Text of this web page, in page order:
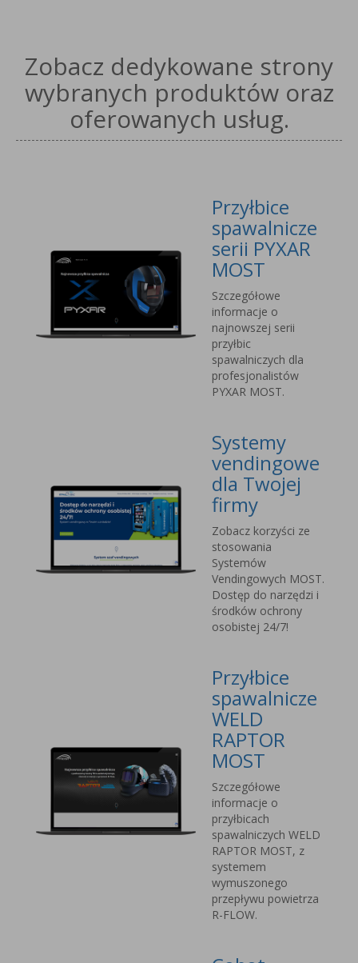
Zobacz dedykowane strony
wybranych produktów oraz
oferowanych usług.
Przyłbice
spawalnicze
serii PYXAR
MOST
Szczegółowe
informacje o
najnowszej serii
przyłbic
spawalniczych dla
profesjonalistów
PYXAR MOST.
Systemy
vendingowe
dla Twojej
firmy
Zobacz korzyści ze
stosowania
Systemów
Vendingowych MOST.
Dostęp do narzędzi i
środków ochrony
osobistej 24/7!
Przyłbice
spawalnicze
WELD
RAPTOR
MOST
Szczegółowe
informacje o
przyłbicach
spawalniczych WELD
RAPTOR MOST, z
systemem
wymuszonego
przepływu powietrza
R-FLOW.